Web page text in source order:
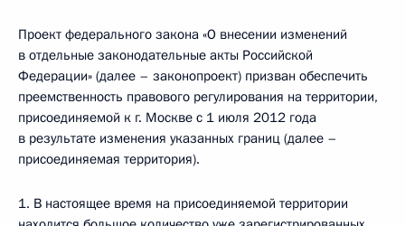
Проект федерального закона «О внесении изменений
в отдельные законодательные акты Российской
Федерации» (далее – законопроект) призван обеспечить
преемственность правового регулирования на территории,
присоединяемой к г. Москве с 1 июля 2012 года
в результате изменения указанных границ (далее –
присоединяемая территория).
1. В настоящее время на присоединяемой территории